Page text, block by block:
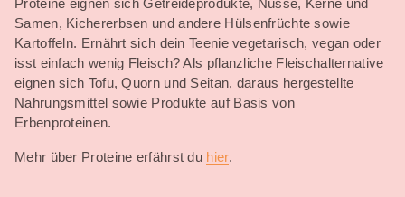
Samen, Kichererbsen und andere Hülsenfrüchte sowie
Kartoffeln. Ernährt sich dein Teenie vegetarisch, vegan oder
isst einfach wenig Fleisch? Als pflanzliche Fleischalternative
eignen sich Tofu, Quorn und Seitan, daraus hergestellte
Nahrungsmittel sowie Produkte auf Basis von
Erbenproteinen.
Mehr über Proteine erfährst du hier.